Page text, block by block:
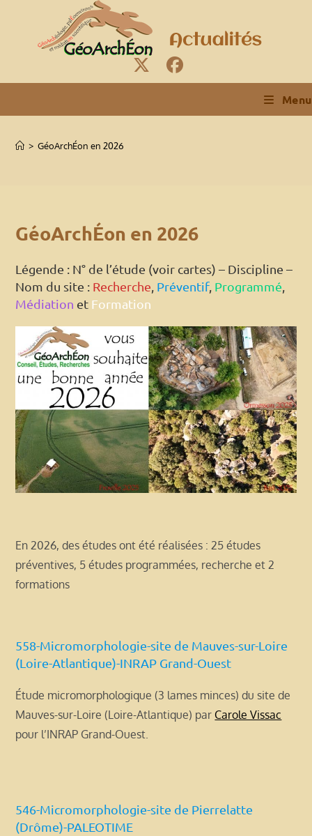
Menu
> GéoArchÉon en 2026
GéoArchÉon en 2026
Légende : N° de l’étude (voir cartes) – Discipline –
Nom du site : Recherche Préventif, Programmé
Médiation et Formation
En 2026, des études ont été réalisées : 25 études
préventives, 5 études programmées, recherche et 2
formations
558-Micromorphologie-site de Mauves-sur-Loire
(Loire-Atlantique)-INRAP Grand-Ouest
Étude micromorphologique (3 lames minces) du site de
Mauves-sur-Loire (Loire-Atlantique) par Carole Vissac
pour l’INRAP Grand-Ouest.
546-Micromorphologie-site de Pierrelatte
(Drôme)-PALEOTIME